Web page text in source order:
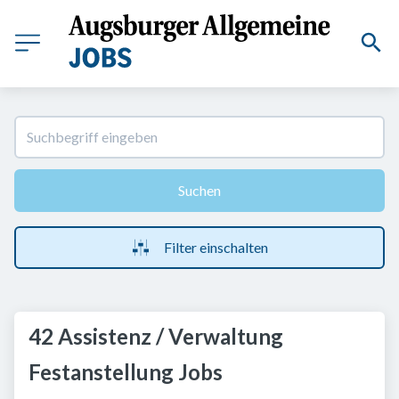
Suchen
Filter einschalten
42 Assistenz / Verwaltung
Festanstellung Jobs